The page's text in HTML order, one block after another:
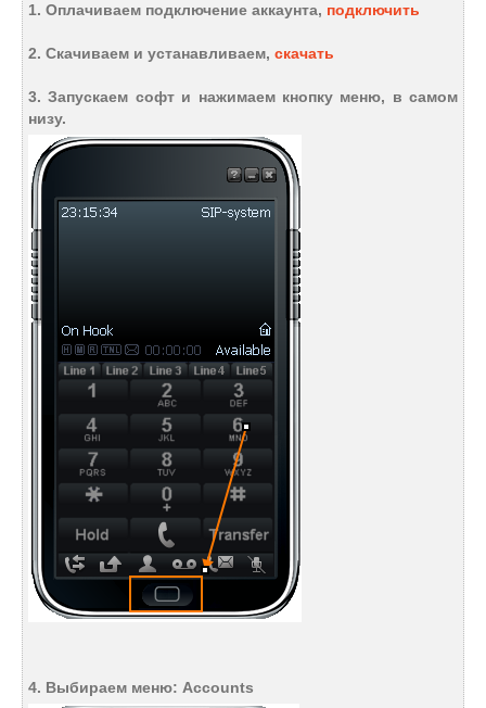
1. Оплачиваем подключение аккаунта, подключить
2. Скачиваем и устанавливаем, скачать
3. Запускаем софт и нажимаем кнопку меню, в самом
низу.
4. Выбираем меню: Accounts